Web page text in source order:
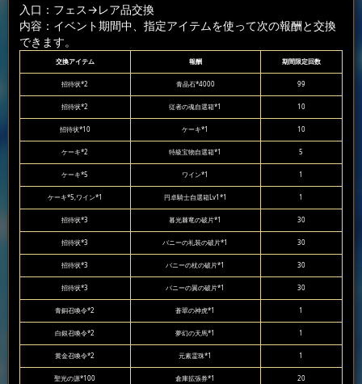
入口：フェス→レア品交換
内容：イベント期間中、指定アイテムを使って次の報酬と交換
できます。
交換アイテム 報酬 期間限定回数
招待状*2 青晶石*4000 99
招待状*2 従者の魂自選箱*1 10
招待状*10 ケーキ*1 10
ケーキ*2 特級宝物自選箱*1 5
ケーキ*5 ワイン*1 1
ケーキ*5,ワイン*1 円卓騎士自選箱Lv1*1 1
招待状*3 暮光棘竜の破片*1 30
招待状*3 バニーの礼装の破片*1 30
招待状*3 バニーの杖の破片*1 30
招待状*3 バニーの翼の破片*1 30
青銅召喚令*2 蒼翠の神虎*1 1
白銀召喚令*2 夢幻の天馬*1 1
黄金召喚令*2 元素霊珠*1 1
聖光の源*100 倉庫拡張券*1 20